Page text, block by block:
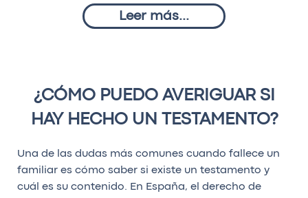
Leer más...
¿CÓMO PUEDO AVERIGUAR SI
HAY HECHO UN TESTAMENTO?
Una de las dudas más comunes cuando fallece un
familiar es cómo saber si existe un testamento y
cuál es su contenido. En España, el derecho de